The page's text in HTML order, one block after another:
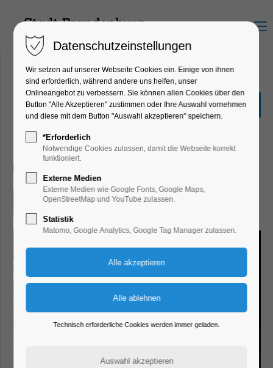
Menu
Beauty of Steel: Viktor
Mácha|Industriefotografie
Ausstellung
Eintritt frei
Datenschutzeinstellungen
Wir setzen auf unserer Webseite Cookies ein. Einige von ihnen
sind erforderlich, während andere uns helfen, unser
Onlineangebot zu verbessern. Sie können allen Cookies über den
Button "Alle Akzeptieren" zustimmen oder Ihre Auswahl vornehmen
und diese mit dem Button "Auswahl akzeptieren" speichern.
*Erforderlich
Notwendige Cookies zulassen, damit die Webseite korrekt
funktioniert.
Externe Medien
Externe Medien wie Google Fonts, Google Maps,
OpenStreetMap und YouTube zulassen.
Statistik
Matomo, Google Analytics, Google Tag Manager zulassen.
Technisch erforderliche Cookies werden immer geladen.